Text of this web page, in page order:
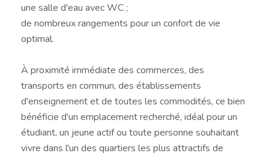
une salle d'eau avec WC ;
de nombreux rangements pour un confort de vie
optimal.
À proximité immédiate des commerces, des
transports en commun, des établissements
d'enseignement et de toutes les commodités, ce bien
bénéficie d'un emplacement recherché, idéal pour un
étudiant, un jeune actif ou toute personne souhaitant
vivre dans l'un des quartiers les plus attractifs de